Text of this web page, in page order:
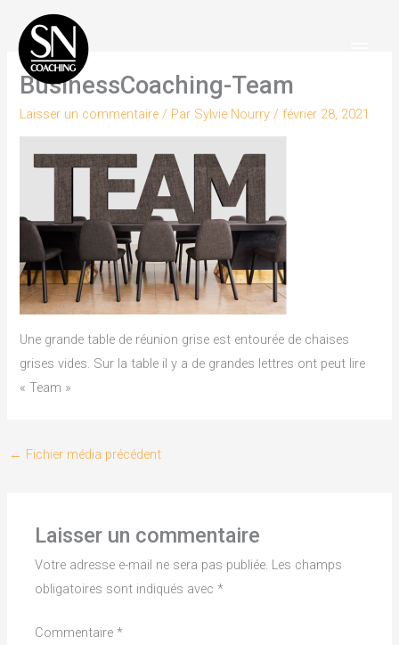
contenu
BusinessCoaching-Team
Laisser un commentaire / Par Sylvie Nourry/février 28, 2021
Une grande table de réunion grise est entourée de chaises
grises vides. Sur la table il y a de grandes lettres ont peut lire
« Team »
← Fichier média précédent
Laisser un commentaire
Votre adresse e-mail ne sera pas publiée. Les champs
obligatoires sont indiqués avec*
Commentaire*